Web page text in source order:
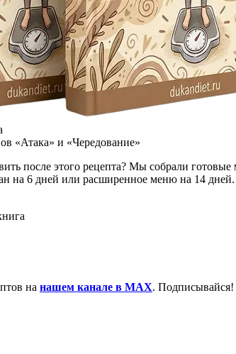
«Атака» и «Чередование»
после этого рецепта? Мы собрали
на 6 дней или расширенное меню на 14 дней.
на нашем канале в MAX. Подписывайся!